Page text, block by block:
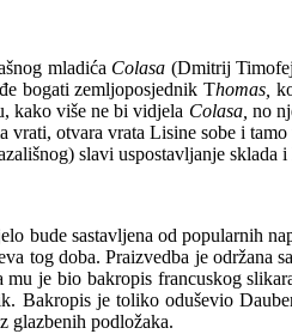
mladića Colasa (Dmitrij
bogati zemljoposjednik Thomas,
kako više ne bi vidjela Colasa, no
otvara vrata Lisine sobe i
slavi uspostavljanje sklada
bude sastavljena od popularnih
tog doba. Praizvedba je
je bio bakropis francuskog
Bakropis je toliko oduševio
glazbenih podložaka.